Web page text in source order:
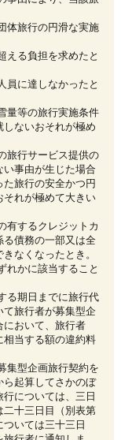
体旅行の円滑な実施
える負担を求めたと
員に達しなかったと
量等の旅行実施条件
ないおそれが極め
旅行サービス提供の
事由が生じた場合
旅行の安全かつ円
れが極めて大きい
有するクレジットカ
債務の一部又は全
なくなったとき。
れかに該当すること
る期日までに旅行代
旅行者が募集型企
おいて、旅行者
当する額の違約料
集型企画旅行契約を
起算してさかのぼ
については、三日
十三日目（別表第
いては三十三日